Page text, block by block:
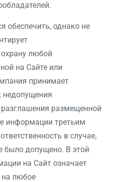
обеспечить, однако не
любой
на Сайте или
принимает
недопущения
размещенной
информации третьим
в случае,
было допущено. В этой
на Сайт означает
на любое